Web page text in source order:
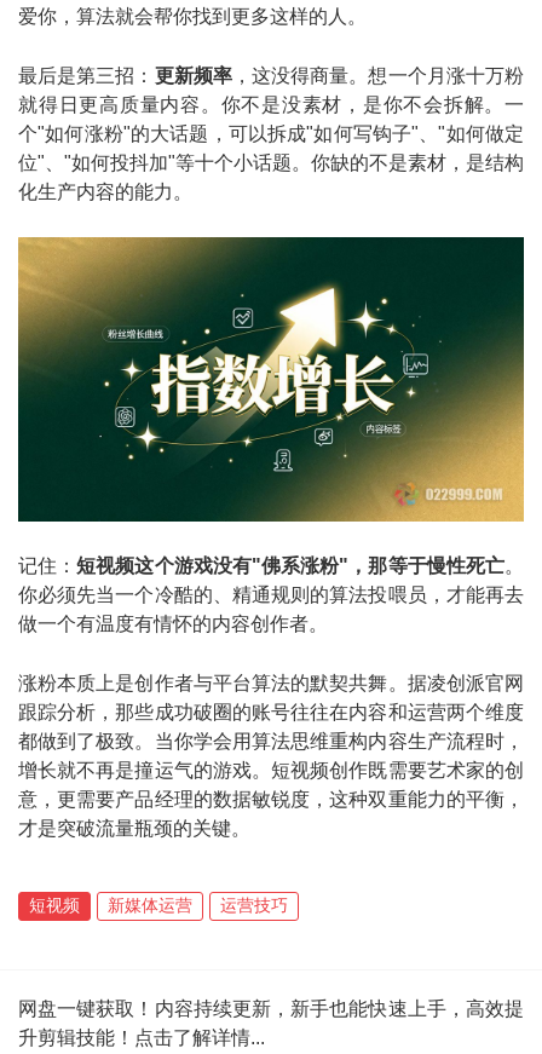
爱你，算法就会帮你找到更多这样的人。
最后是第三招： 更新频率，这没得商量。想一个月涨十万粉
就得日更高质量内容。你不是没素材，是你不会拆解。一
个"如何涨粉"的大话题，可以拆成"如何写钩子"、"如何做定
位"、"如何投抖加"等十个小话题。你缺的不是素材，是结构
化生产内容的能力。
记住：短视频这个游戏没有"佛系涨粉"，那等于慢性死亡。
你必须先当一个冷酷的、精通规则的算法投喂员，才能再去
做一个有温度有情怀的内容创作者。
涨粉本质上是创作者与平台算法的默契共舞。据凌创派官网
跟踪分析，那些成功破圈的账号往往在内容和运营两个维度
都做到了极致。当你学会用算法思维重构内容生产流程时，
增长就不再是撞运气的游戏。短视频创作既需要艺术家的创
意，更需要产品经理的数据敏锐度，这种双重能力的平衡，
才是突破流量瓶颈的关键。
短视频 新媒体运营 运营技巧
网盘一键获取！内容持续更新，新手也能快速上手，高效提
升剪辑技能！点击了解详情...